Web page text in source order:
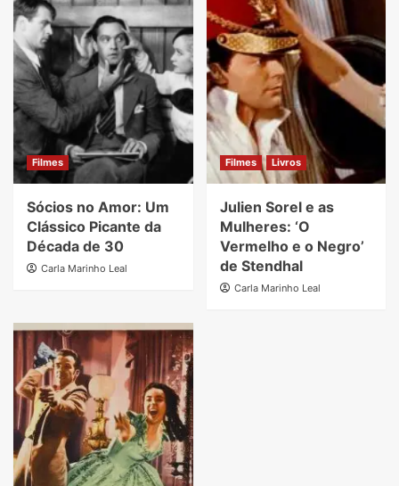
Filmes
Sócios no Amor: Um
Clássico Picante da
Década de 30
Carla Marinho Leal
Filmes Livros
Julien Sorel e as
Mulheres: ‘O
Vermelho e o Negro’
de Stendhal
Carla Marinho Leal